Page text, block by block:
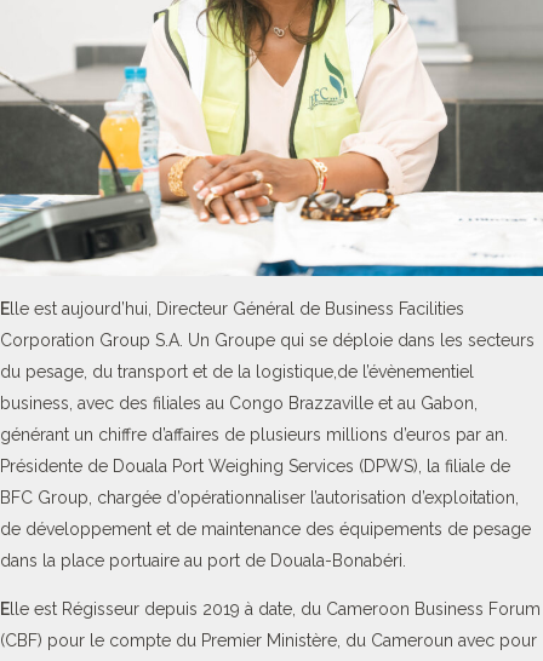
E lle est aujourd’hui, Directeur Général de Business Facilities
Corporation Group S.A. Un Groupe qui se déploie dans les secteurs
du pesage, du transport et de la logistique,de l’évènementiel
business, avec des filiales au Congo Brazzaville et au Gabon,
générant un chiffre d’affaires de plusieurs millions d’euros par an.
Présidente de Douala Port Weighing Services (DPWS), la filiale de
BFC Group, chargée d’opérationnaliser l’autorisation d’exploitation,
de développement et de maintenance des équipements de pesage
dans la place portuaire au port de Douala-Bonabéri.
E lle est Régisseur depuis 2019 à date, du Cameroon Business Forum
(CBF) pour le compte du Premier Ministère, du Cameroun avec pour